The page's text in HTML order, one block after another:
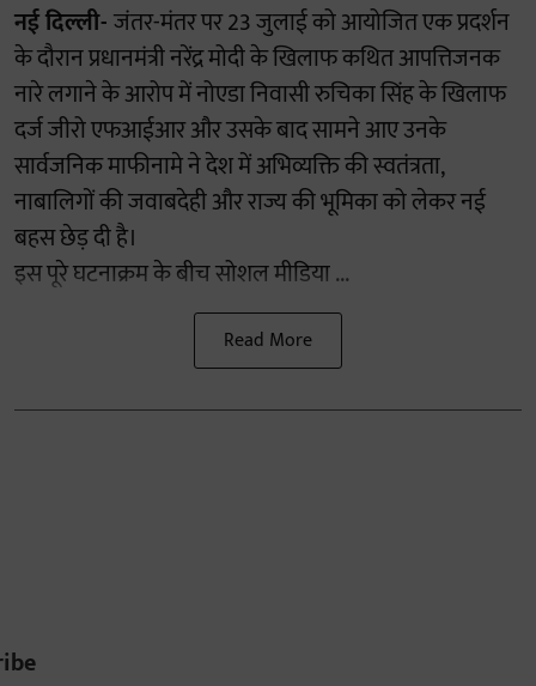
नई दिल्ली-जंतर-मंतर पर 23 जुलाई को आयोजित एक प्रदर्शन
के दौरान प्रधानमंत्री नरेंद्र मोदी के खिलाफ कथित आपत्तिजनक
नारे लगाने के आरोप में नोएडा निवासी रुचिका सिंह के खिलाफ
दर्ज जीरो एफआईआर और उसके बाद सामने आए उनके
सार्वजनिक माफीनामे ने देश में अभिव्यक्ति की स्वतंत्रता,
नाबालिगों की जवाबदेही और राज्य की भूमिका को लेकर नई
बहस छेड़ दी है।
इस पूरे घटनाक्रम के बीच सोशल मीडिया ...
Read More